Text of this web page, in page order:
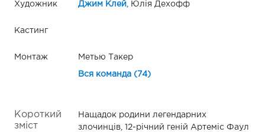
Художник Джим Клей , Юлія Дехофф
Кастинг
Монтаж Метью Такер
Вся команда (74)
Короткий
зміст
Нащадок родини легендарних
злочинців, 12-річний геній Артеміс Фаул